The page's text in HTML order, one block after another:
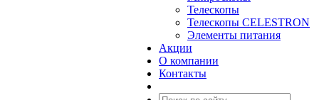
Телескопы
Телескопы CELESTRON
Элементы питания
Акции
О компании
Контакты